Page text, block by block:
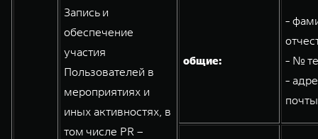
Запись и
обеспечение
участия
Пользователей в
мероприятиях и
иных активностях, в
том числе PR –
общие:
-
- №
-